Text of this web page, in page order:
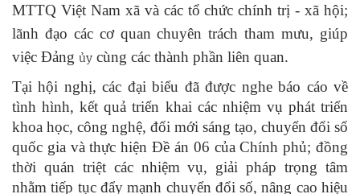
MTTQ Việt Nam xã và các tổ chức chính trị - xã hội;
lãnh đạo các cơ quan chuyên trách tham mưu, giúp
việc Đảng ủy cùng các thành phần liên quan.
Tại hội nghị, các đại biểu đã được nghe báo cáo về
tình hình, kết quả triển khai các nhiệm vụ phát triển
khoa học, công nghệ, đổi mới sáng tạo, chuyển đổi số
quốc gia và thực hiện Đề án 06 của Chính phủ; đồng
thời quán triệt các nhiệm vụ, giải pháp trọng tâm
nhằm tiếp tục đẩy mạnh chuyển đổi số, nâng cao hiệu